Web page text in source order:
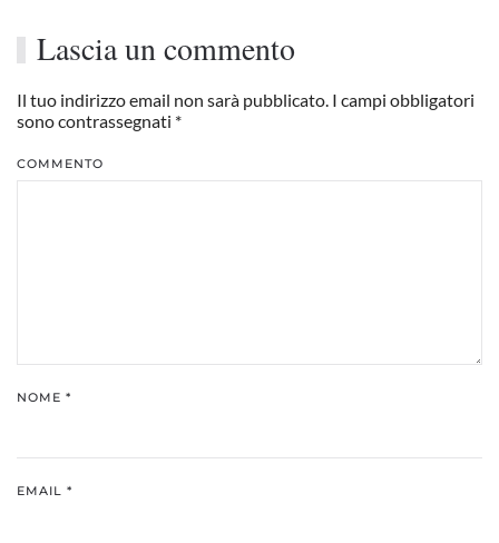
Lascia un commento
Il tuo indirizzo email non sarà pubblicato. I campi obbligatori
sono contrassegnati *
COMMENTO
NOME *
EMAIL *